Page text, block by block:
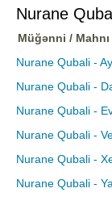
Nurane
Müğənni / Mahnı
Nurane Qubali -
Nurane Qubali -
Nurane Qubali -
Nurane Qubali -
Nurane Qubali -
Nurane Qubali -